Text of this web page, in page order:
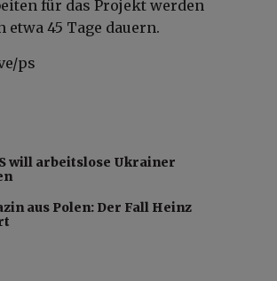
für das Projekt werden
45 Tage dauern.
ps
will arbeitslose Ukrainer
aus Polen: Der Fall Heinz